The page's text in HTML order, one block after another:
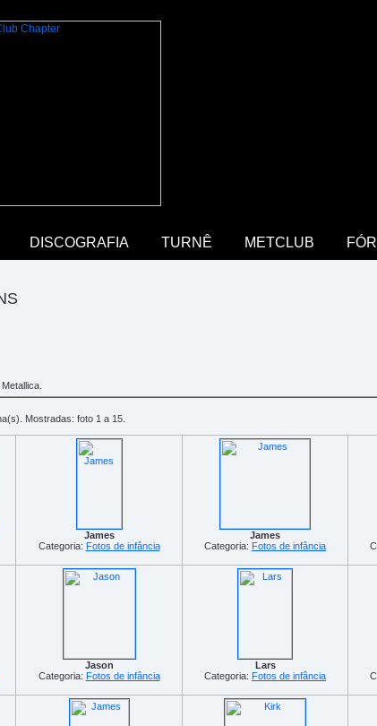
DISCOGRAFIA TURNÊ METCLUB
Mostradas: foto 1 a 15.
James
Categoria: Fotos de infância
James
Categoria: Fotos de infância
Jason
Categoria: Fotos de infância
Lars
Categoria: Fotos de infância